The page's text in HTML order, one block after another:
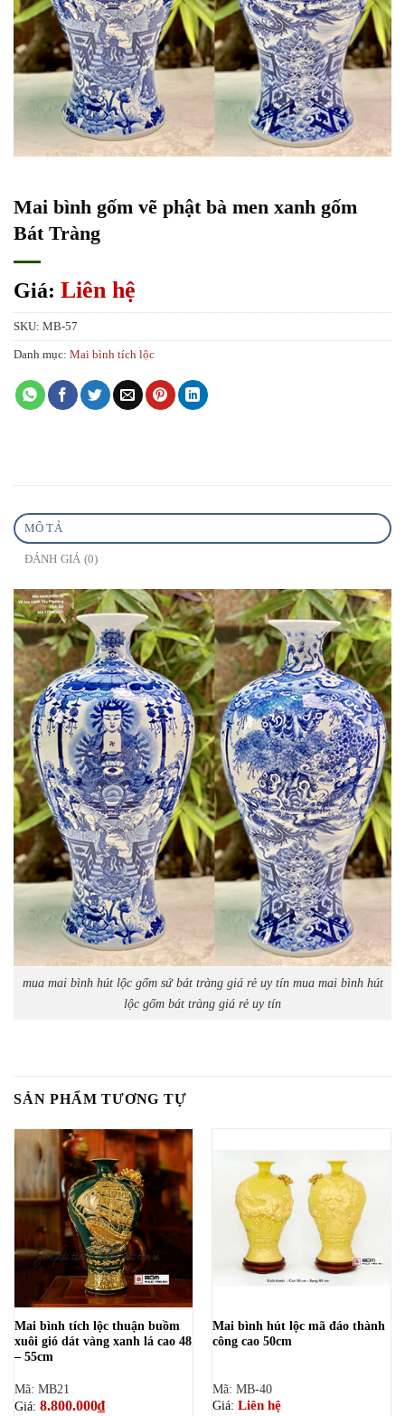
Mai bình gốm vẽ phật bà men xanh gốm
Bát Tràng
Giá: Liên hệ
SKU: MB-57
Danh mục: Mai bình tích lộc
MÔ TẢ
ĐÁNH GIÁ (0)
mua mai bình hút lộc gốm sứ bát tràng giá rẻ uy tín mua mai bình hút
lộc gốm bát tràng giá rẻ uy tín
SẢN PHẨM TƯƠNG TỰ
Mai bình tích lộc thuận buồm
xuôi gió dát vàng xanh lá cao 48
– 55cm
Mã: MB21
Giá: 8.800.000₫
Mai bình hút lộc mã đáo thành
công cao 50cm
Mã: MB-40
Giá: Liên hệ